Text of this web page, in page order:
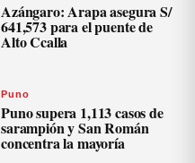
Azángaro: Arapa asegura S/
641,573 para el puente de
Alto Ccalla
Puno
Puno supera 1,113 casos de
sarampión y San Román
concentra la mayoría